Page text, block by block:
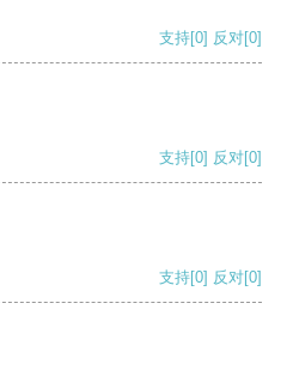
支持[0] 反对[0]
支持[0] 反对[0]
支持[0] 反对[0]